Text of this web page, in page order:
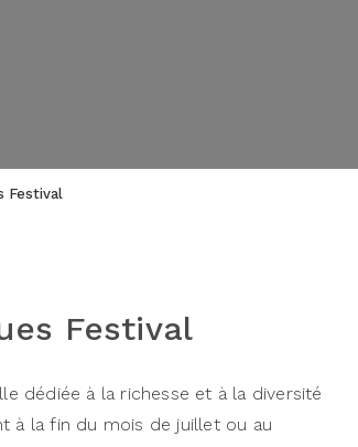
Festival
Festival
dédiée à la richesse et à la diversité
à la fin du mois de juillet ou au